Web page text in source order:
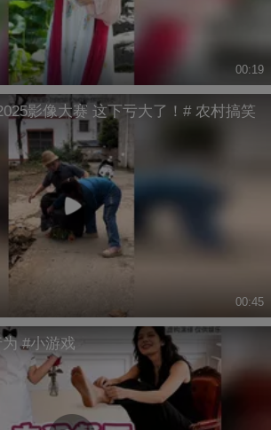
00:19
影像大赛 这下亏大了！# 农村搞笑
00:45
#小游戏